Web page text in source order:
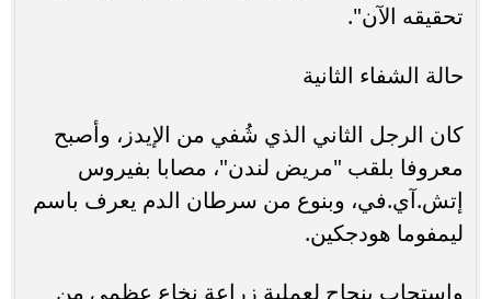
تحقيقه الآن".
حالة الشفاء الثانية
كان الرجل الثاني الذي شُفي من الإيدز، وأصبح
معروفا بلقب "مريض لندن"، مصابا بفيروس
إتش.آي.في، وبنوع من سرطان الدم يعرف باسم
ليمفوما هودجكين.
واستجاب بنجاح لعملية زراعة نخاع عظمي من